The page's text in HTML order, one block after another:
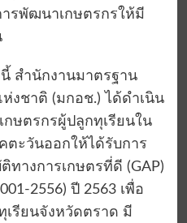
รพัฒนาเกษตรกรให้มี
สำนักงานมาตรฐาน
งชาติ (มกอช.) ได้ดำเนิน
ษตรกรผู้ปลูกทุเรียนใน
ะวันออกให้ได้รับการ
ทางการเกษตรที่ดี (GAP)
2556) ปี 2563 เพื่อ
รียนจังหวัดตราด มี